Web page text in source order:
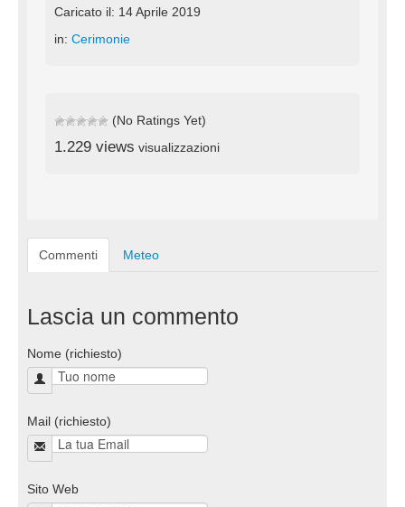
Caricato il: 14 Aprile 2019
in: Cerimonie
(No Ratings Yet)
1.229 views visualizzazioni
Commenti Meteo
Lascia un commento
Nome (richiesto)
Mail (richiesto)
Sito Web